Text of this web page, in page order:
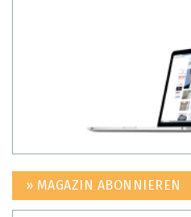
» MAGAZIN ABONNIEREN